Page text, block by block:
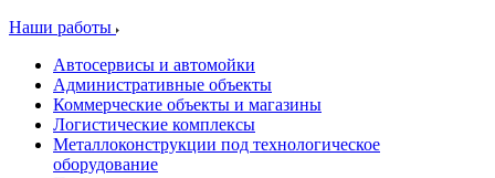
Наши работы
Автосервисы и автомойки
Административные объекты
Коммерческие объекты и магазины
Логистические комплексы
Металлоконструкции под технологическое
оборудование